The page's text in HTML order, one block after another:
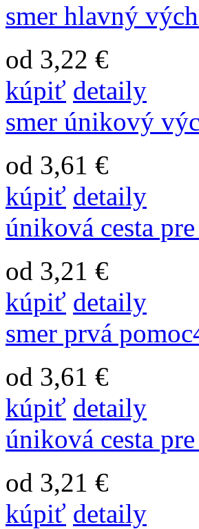
smer hlavný
od 3,22 €
kúpiť detaily
smer únikový
od 3,61 €
kúpiť detaily
úniková cesta
od 3,21 €
kúpiť detaily
smer prvá
od 3,61 €
kúpiť detaily
úniková cesta
od 3,21 €
kúpiť detaily